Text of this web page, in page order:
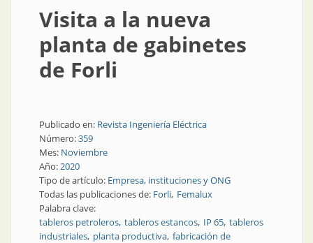
Visita a la nueva
planta de gabinetes
de Forli
Publicado en: Revista Ingeniería Eléctrica
Número:359
Mes: Noviembre
Año:2020
Tipo de artículo: Empresa, instituciones y ONG
Todas las publicaciones de: Forli Femalux
Palabra clave:
tableros petroleros tableros estancos IP 65 tableros
industriales planta productiva fabricación de